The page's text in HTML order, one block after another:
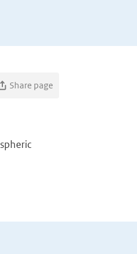
Share page